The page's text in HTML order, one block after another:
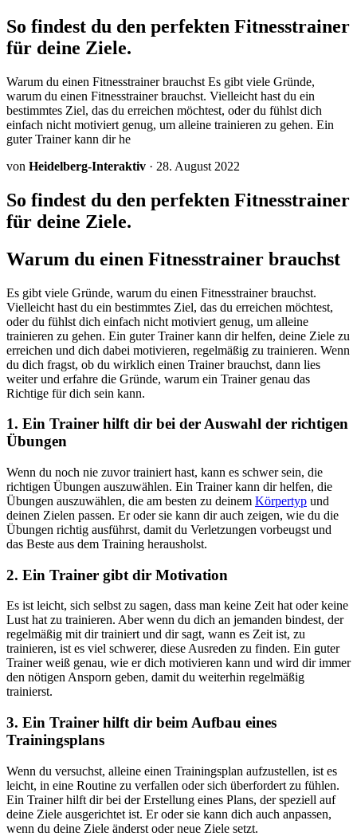
So findest du den perfekten Fitnesstrainer
für deine Ziele.
Warum du einen Fitnesstrainer brauchst Es gibt viele Gründe,
warum du einen Fitnesstrainer brauchst. Vielleicht hast du ein
bestimmtes Ziel, das du erreichen möchtest, oder du fühlst dich
einfach nicht motiviert genug, um alleine trainieren zu gehen. Ein
guter Trainer kann dir he
von Heidelberg-Interaktiv · 28. August 2022
So findest du den perfekten Fitnesstrainer
für deine Ziele.
Warum du einen Fitnesstrainer brauchst
Es gibt viele Gründe, warum du einen Fitnesstrainer brauchst.
Vielleicht hast du ein bestimmtes Ziel, das du erreichen möchtest,
oder du fühlst dich einfach nicht motiviert genug, um alleine
trainieren zu gehen. Ein guter Trainer kann dir helfen, deine Ziele zu
erreichen und dich dabei motivieren, regelmäßig zu trainieren. Wenn
du dich fragst, ob du wirklich einen Trainer brauchst, dann lies
weiter und erfahre die Gründe, warum ein Trainer genau das
Richtige für dich sein kann.
1. Ein Trainer hilft dir bei der Auswahl der richtigen
Übungen
Wenn du noch nie zuvor trainiert hast, kann es schwer sein, die
richtigen Übungen auszuwählen. Ein Trainer kann dir helfen, die
Übungen auszuwählen, die am besten zu deinem Körpertyp und
deinen Zielen passen. Er oder sie kann dir auch zeigen, wie du die
Übungen richtig ausführst, damit du Verletzungen vorbeugst und
das Beste aus dem Training herausholst.
2. Ein Trainer gibt dir Motivation
Es ist leicht, sich selbst zu sagen, dass man keine Zeit hat oder keine
Lust hat zu trainieren. Aber wenn du dich an jemanden bindest, der
regelmäßig mit dir trainiert und dir sagt, wann es Zeit ist, zu
trainieren, ist es viel schwerer, diese Ausreden zu finden. Ein guter
Trainer weiß genau, wie er dich motivieren kann und wird dir immer
den nötigen Ansporn geben, damit du weiterhin regelmäßig
trainierst.
3. Ein Trainer hilft dir beim Aufbau eines
Trainingsplans
Wenn du versuchst, alleine einen Trainingsplan aufzustellen, ist es
leicht, in eine Routine zu verfallen oder sich überfordert zu fühlen.
Ein Trainer hilft dir bei der Erstellung eines Plans, der speziell auf
deine Ziele ausgerichtet ist. Er oder sie kann dich auch anpassen,
wenn du deine Ziele änderst oder neue Ziele setzt.